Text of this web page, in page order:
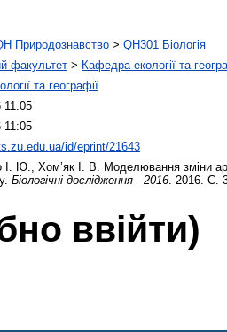
Природознавство > QH301 Біологія
факультет > Кафедра екології та
та географії
11:05
11:05
id/eprint/21643
І. Ю., Хом’як І. В. Моделювання зміни
Біологічні дослідження - 2016. 2016. С.
ввійти)